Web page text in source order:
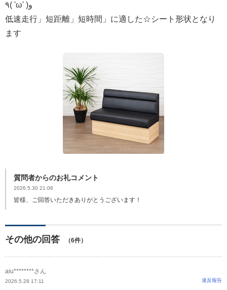
٩( 'ω' )و
低速走行」短距離」短時間」に適した☆シート形状となり
ます
質問者からのお礼コメント
2026.5.30 21:06
皆様、ご回答いただきありがとうございます！
その他の回答 （6件）
aiu********さん
2026.5.28 17:11 違反報告